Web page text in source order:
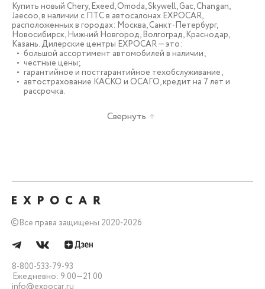
Купить новый Chery, Exeed, Omoda, Skywell, Gac, Changan,
Jaecoo, в наличии c ПТС в автосалонах EXPOCAR,
расположенных в городах: Москва, Санкт-Петербург,
Новосибирск, Нижний Новгород, Волгоград, Краснодар,
Казань. Дилерские центры EXPOCAR — это:
большой ассортимент автомобилей в наличии;
честные цены;
гарантийное и постгарантийное техобслуживание;
автострахование КАСКО и ОСАГО, кредит на 7 лет и
рассрочка.
Свернуть
©Все права защищены 2020-2026
8-800-533-79-93
Ежедневно: 9.00—21.00